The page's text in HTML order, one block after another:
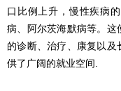
口比例上升，慢性疾病
病、阿尔茨海默病等。这
的诊断、治疗、康复以
供了广阔的就业空间.